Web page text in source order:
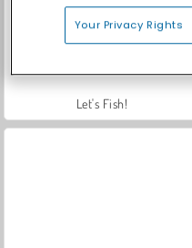
Let's Fish!
Your Privacy Rights